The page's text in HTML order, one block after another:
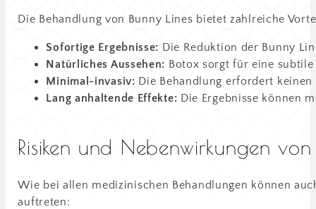
Die Behandlung von Bunny Lines bietet zahlreiche
Sofortige Ergebnisse: Die Reduktion der Bunny
Natürliches Aussehen: Botox sorgt für eine
Minimal-invasiv: Die Behandlung erfordert
Lang anhaltende Effekte: Die Ergebnisse können
Risiken und Nebenwirkungen
Wie bei allen medizinischen Behandlungen können
auftreten: